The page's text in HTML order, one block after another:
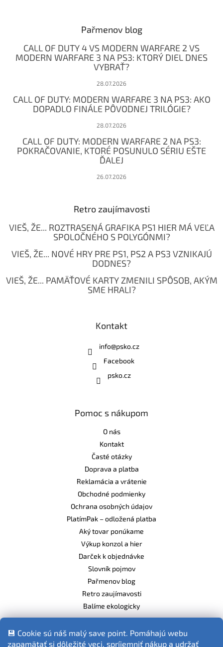
💾 Cookie sú náš malý save point. Pomáhajú webu
zapamätať si dôležité veci, spríjemniť nákup a udržať
Pařmenov blog
CALL OF DUTY 4 VS MODERN WARFARE 2 VS
MODERN WARFARE 3 NA PS3: KTORÝ DIEL DNES
VYBRAŤ?
28.07.2026
CALL OF DUTY: MODERN WARFARE 3 NA PS3: AKO
DOPADLO FINÁLE PÔVODNEJ TRILÓGIE?
28.07.2026
CALL OF DUTY: MODERN WARFARE 2 NA PS3:
POKRAČOVANIE, KTORÉ POSUNULO SÉRIU EŠTE
ĎALEJ
26.07.2026
Retro zaujímavosti
VIEŠ, ŽE... ROZTRASENÁ GRAFIKA PS1 HIER MÁ VEĽA
SPOLOČNÉHO S POLYGÓNMI?
VIEŠ, ŽE... NOVÉ HRY PRE PS1, PS2 A PS3 VZNIKAJÚ
DODNES?
VIEŠ, ŽE... PAMÄŤOVÉ KARTY ZMENILI SPÔSOB, AKÝM
SME HRALI?
Kontakt
info@psko.cz
Facebook
psko.cz
Pomoc s nákupom
O nás
Kontakt
Časté otázky
Doprava a platba
Reklamácia a vrátenie
Obchodné podmienky
Ochrana osobných údajov
PlatímPak – odložená platba
Aký tovar ponúkame
Výkup konzol a hier
Darček k objednávke
Slovník pojmov
Pařmenov blog
Retro zaujímavosti
Balíme ekologicky
Fotografie produktov sú ilustračné.